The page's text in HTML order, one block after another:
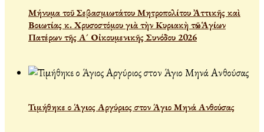
Μήνυμα τοῦ Σεβασμιωτάτου Μητροπολίτου Ἀττικῆς καὶ
Βοιωτίας κ. Χρυσοστόμου γιὰ τὴν Κυριακὴ τῶν Ἁγίων
Πατέρων τῆς Α´ Οἰκουμενικῆς Συνόδου 2026
Τιμήθηκε ο Άγιος Αργύριος στον Άγιο Μηνά Ανθούσας